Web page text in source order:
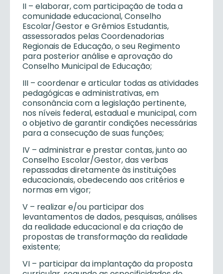
II – elaborar, com participação de toda a
comunidade educacional, Conselho
Escolar/Gestor e Grêmios Estudantis,
assessorados pelas Coordenadorias
Regionais de Educação, o seu Regimento
para posterior análise e aprovação do
Conselho Municipal de Educação;
III – coordenar e articular todas as atividades
pedagógicas e administrativas, em
consonância com a legislação pertinente,
nos níveis federal, estadual e municipal, com
o objetivo de garantir condições necessárias
para a consecução de suas funções;
IV – administrar e prestar contas, junto ao
Conselho Escolar/Gestor, das verbas
repassadas diretamente às instituições
educacionais, obedecendo aos critérios e
normas em vigor;
V – realizar e/ou participar dos
levantamentos de dados, pesquisas, análises
da realidade educacional e da criação de
propostas de transformação da realidade
existente;
VI – participar da implantação da proposta